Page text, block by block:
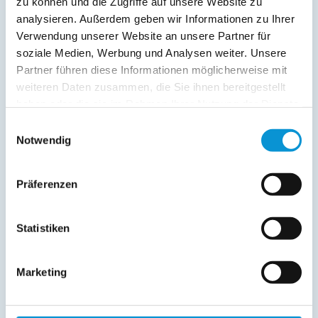
analysieren. Außerdem geben wir Informationen zu Ihrer
Verwendung unserer Website an unsere Partner für
soziale Medien, Werbung und Analysen weiter. Unsere
Partner führen diese Informationen möglicherweise mit
weiteren Daten zusammen, die Sie ihnen bereitgestellt
Notwendig
Präferenzen
Statistiken
Marketing
Ferienhaus HirschRudel - Ferienwohnung 1
in Katzow
Objekttyp
Ferienwohnung
Größe
80 m²
Pers
1 - 4
online buchbar
Ferienhaus HirschRudel - Ferienwohnung 2
in Katzow
ab 86 €